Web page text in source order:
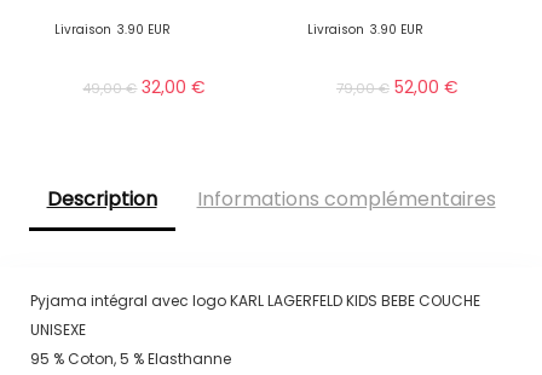
Livraison 3.90 EUR
49,00€ 32,00€
Livraison 3.90 EUR
79,00€ 52,00 €
Description Informations complémentaires
Pyjama intégral avec logo KARL LAGERFELD KIDS BEBE COUCHE
UNISEXE
95 % Coton, 5 % Elasthanne